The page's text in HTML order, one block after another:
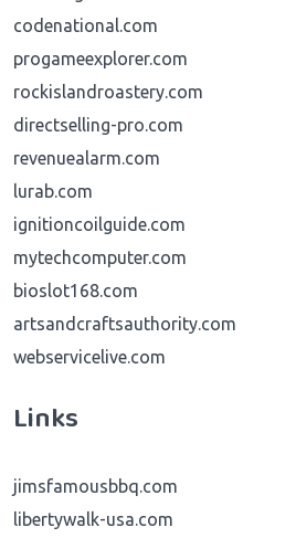
codenational.com
progameexplorer.com
rockislandroastery.com
directselling-pro.com
revenuealarm.com
lurab.com
ignitioncoilguide.com
mytechcomputer.com
bioslot168.com
artsandcraftsauthority.com
webservicelive.com
Links
jimsfamousbbq.com
libertywalk-usa.com